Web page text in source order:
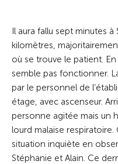
Il aura fallu sept minutes
kilomètres,
où se trouve le patient. En
semble pas fonctionner.
par le personnel de
étage, avec ascenseur.
personne agitée mais un
lourd malaise
situation inquiète en
Stéphanie et Alain. Ce